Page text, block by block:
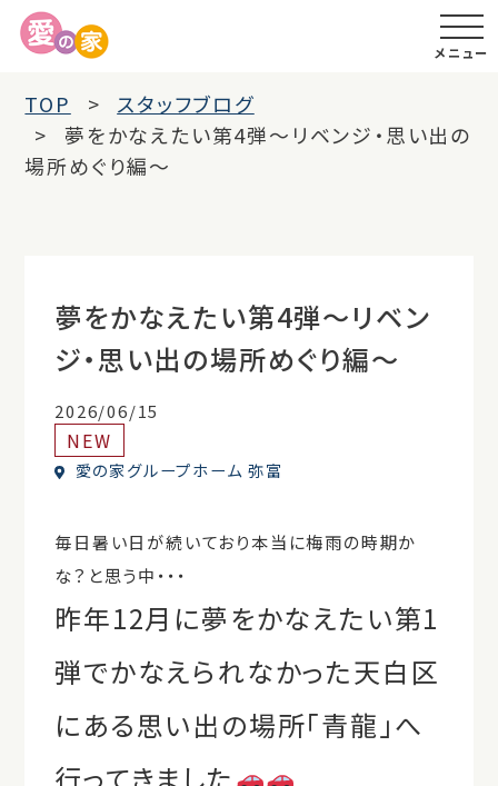
メニュー
TOP
スタッフブログ
夢をかなえたい第4弾～リベンジ・思い出の
場所めぐり編～
夢をかなえたい第4弾～リベン
ジ・思い出の場所めぐり編～
2026/06/15
NEW
愛の家グループホーム 弥富
毎日暑い日が続いており本当に梅雨の時期か
な？と思う中・・・
昨年12月に夢をかなえたい第1
弾でかなえられなかった天白区
にある思い出の場所「青龍」へ
行ってきました